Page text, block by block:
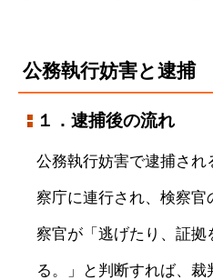
公務執行妨害と逮捕
１．逮捕後の流れ
公務執行妨害で逮捕され
察庁に連行され、検察官
察官が「逃げたり、証拠
る。」と判断すれば、裁